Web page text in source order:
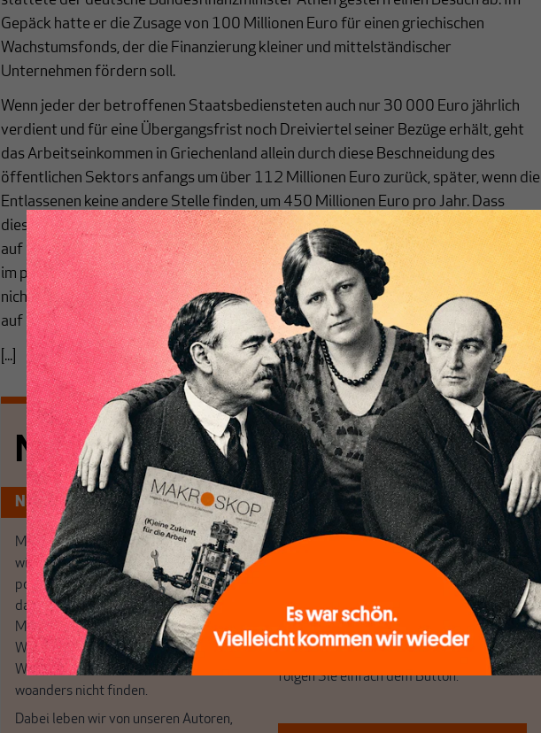
Gepäck hatte er die Zusage von 100 Millionen Euro für einen griechischen
Wachstumsfonds, der die Finanzierung kleiner und mittelständischer
Unternehmen fördern soll.
Wenn jeder der betroffenen Staatsbediensteten auch nur 30 000 Euro jährlich
verdient und für eine Übergangsfrist noch Dreiviertel seiner Bezüge erhält, geht
das Arbeitseinkommen in Griechenland allein durch diese Beschneidung des
öffentlichen Sektors anfangs um über 112 Millionen Euro zurück, später, wenn die
Entlassenen keine andere Stelle finden, um 450 Millionen Euro pro Jahr. Dass
diese Menschen im öffentlichen Dienst kaum eine Stelle bekommen werden, liegt
auf der Hand. Denn alle staatlichen Ressorts sind zum Sparen aufgerufen. Dass sie
im privaten Sektor mit offenen Armen aufgenommen werden, steht ebenfalls
nicht zu erwarten. Vor ihnen warten nämlich schon über eine Million Arbeitslose
auf einen neuen Arbeitsplatz.
[...]
Nichts schreibt sich von allein!
Nur für Abonnenten
MAKROSKOP analysiert
wirtschaftspolitische Themen aus einer
postkeynesianischen Perspektive und ist
damit in Deutschland einzigartig.
MAKROSKOP steht für das große Ganze.
Wir haben einen Blick auf Geld,
Wirtschaft und Politik, den Sie so
woanders nicht finden.
Dabei leben wir von unseren Autoren,
Wir verlassen die journalistische
Filterblase, in der sich viele eingerichtet
haben. Wir öffnen Fenster und bringen
frische Luft in die engen und verstaubten
Debattenräume.
Brauchen Sie auch frische Luft? Dann
folgen Sie einfach dem Button.